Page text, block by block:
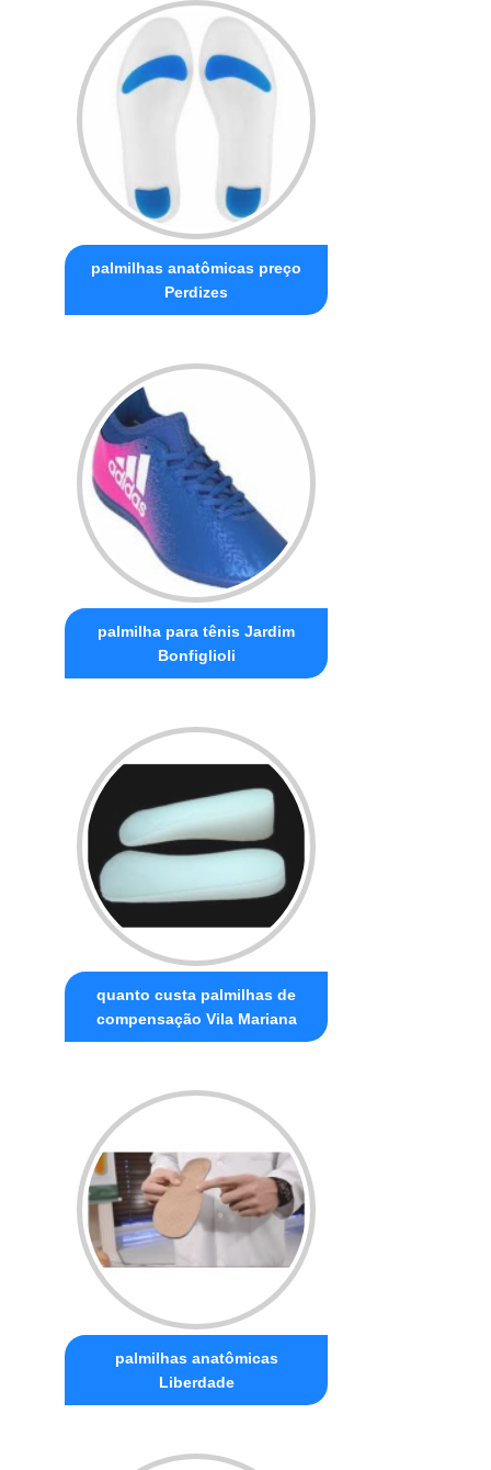
palmilhas anatômicas preço
Perdizes
palmilha para tênis Jardim
Bonfiglioli
quanto custa palmilhas de
compensação Vila Mariana
palmilhas anatômicas
Liberdade